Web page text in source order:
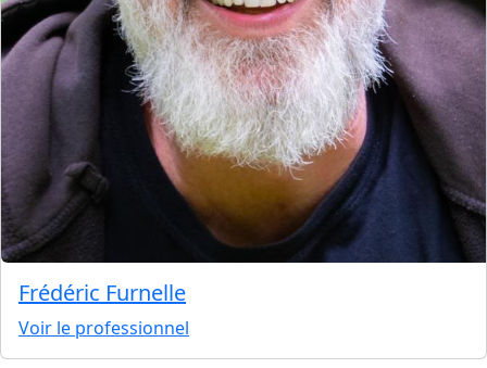
Frédéric Furnelle
Voir le professionnel